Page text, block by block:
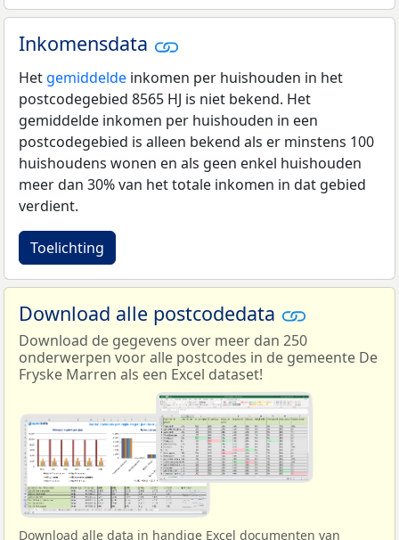
Inkomensdata
Het gemiddelde inkomen per huishouden in het
postcodegebied 8565 HJ is niet bekend. Het
gemiddelde inkomen per huishouden in een
postcodegebied is alleen bekend als er minstens 100
huishoudens wonen en als geen enkel huishouden
meer dan 30% van het totale inkomen in dat gebied
verdient.
Toelichting
Download alle postcodedata
Download de gegevens over meer dan 250
onderwerpen voor alle postcodes in de gemeente De
Fryske Marren als een Excel dataset!
Download alle data in handige Excel documenten van